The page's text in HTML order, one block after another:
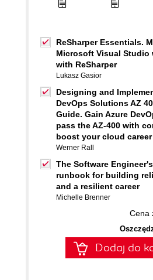
ReSharper Essentials.
Microsoft Visual Studio
with ReSharper
Lukasz Gasior
Designing and
DevOps Solutions AZ
Guide. Gain Azure
pass the AZ-400 with
boost your cloud career
Werner Rall
The Software
runbook for building
and a resilient career
Michelle Brenner
Cena
Dodaj do